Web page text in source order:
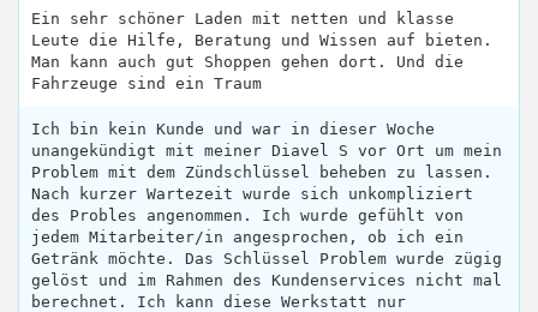
Ein sehr schöner Laden mit netten und klasse
Leute die Hilfe, Beratung und Wissen auf bieten.
Man kann auch gut Shoppen gehen dort. Und die
Fahrzeuge sind ein Traum
Ich bin kein Kunde und war in dieser Woche
unangekündigt mit meiner Diavel S vor Ort um mein
Problem mit dem Zündschlüssel beheben zu lassen.
Nach kurzer Wartezeit wurde sich unkompliziert
des Probles angenommen. Ich wurde gefühlt von
jedem Mitarbeiter/in angesprochen, ob ich ein
Getränk möchte. Das Schlüssel Problem wurde zügig
gelöst und im Rahmen des Kundenservices nicht mal
berechnet. Ich kann diese Werkstatt nur